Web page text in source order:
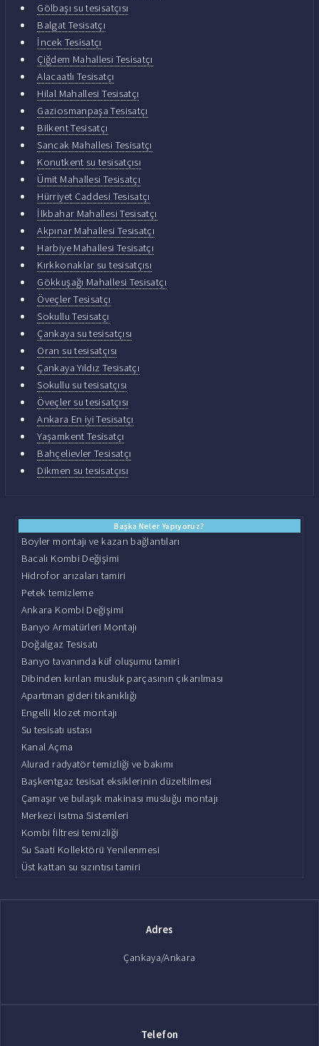
Gölbaşı su tesisatçısı
Balgat Tesisatçı
İncek Tesisatçı
Çiğdem Mahallesi Tesisatçı
Alacaatlı Tesisatçı
Hilal Mahallesi Tesisatçı
Gaziosmanpaşa Tesisatçı
Bilkent Tesisatçı
Sancak Mahallesi Tesisatçı
Konutkent su tesisatçısı
Ümit Mahallesi Tesisatçı
Hürriyet Caddesi Tesisatçı
İlkbahar Mahallesi Tesisatçı
Akpınar Mahallesi Tesisatçı
Harbiye Mahallesi Tesisatçı
Kırkkonaklar su tesisatçısı
Gökkuşağı Mahallesi Tesisatçı
Öveçler Tesisatçı
Sokullu Tesisatçı
Çankaya su tesisatçısı
Oran su tesisatçısı
Çankaya Yıldız Tesisatçı
Sokullu su tesisatçısı
Öveçler su tesisatçısı
Ankara En iyi Tesisatçı
Yaşamkent Tesisatçı
Bahçelievler Tesisatçı
Dikmen su tesisatçısı
Başka Neler Yapıyoruz?
Boyler montajı ve kazan bağlantıları
Bacalı Kombi Değişimi
Hidrofor arızaları tamiri
Petek temizleme
Ankara Kombi Değişimi
Banyo Armatürleri Montajı
Doğalgaz Tesisatı
Banyo tavanında küf oluşumu tamiri
Dibinden kırılan musluk parçasının çıkarılması
Apartman gideri tıkanıklığı
Engelli klozet montajı
Su tesisatı ustası
Kanal Açma
Alurad radyatör temizliği ve bakımı
Başkentgaz tesisat eksiklerinin düzeltilmesi
Çamaşır ve bulaşık makinası musluğu montajı
Merkezi Isıtma Sistemleri
Kombi filtresi temizliği
Su Saati Kollektörü Yenilenmesi
Üst kattan su sızıntısı tamiri
Adres
Çankaya/Ankara
Telefon